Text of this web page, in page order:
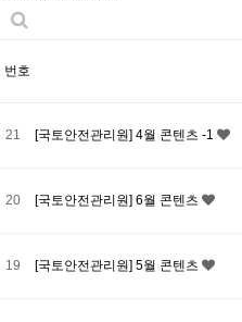
번호
21 [국토안전관리원] 4월 콘텐츠 -1
20 [국토안전관리원] 6월 콘텐츠
19 [국토안전관리원] 5월 콘텐츠